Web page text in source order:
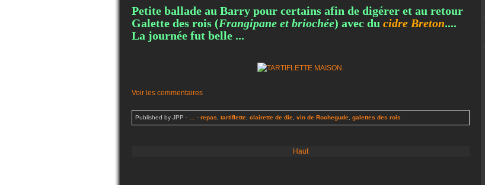
Petite ballade au Barry pour certains afin de digérer et au retour
Galette des rois (Frangipane et briochée) avec du cidre Breton....
La journée fut belle ...
Voir les commentaires
Published by JPP - - repas tartiflette clairette de die vin de Rochegude galettes des rois
Haut